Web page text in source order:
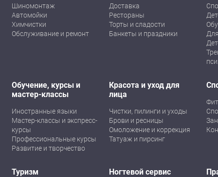
Шиномонтаж
Автомойки
Химчистки
Обслуживание и ремонт
Доставка
Рестораны
Торты и сладости
Банкеты и праздники
Обучение, курсы и
мастер-классы
Иностранные языки
Мастер-классы и экспресс-
курсы
Профессиональные курсы
Развитие и творчество
Красота и уход для
лица
Чистки, пилинги и уходы
Брови и ресницы
Омоложение и коррекция
Татуаж и пирсинг
Туризм Ногтевой сервис